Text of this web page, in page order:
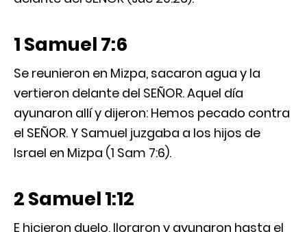
1 Samuel 7:6
Se reunieron en Mizpa, sacaron agua y la
vertieron delante del SEÑOR. Aquel día
ayunaron allí y dijeron: Hemos pecado contra
el SEÑOR. Y Samuel juzgaba a los hijos de
Israel en Mizpa (1 Sam 7:6).
2 Samuel 1:12
E hicieron duelo, lloraron y ayunaron hasta el